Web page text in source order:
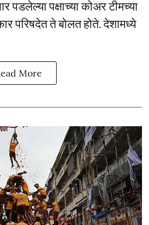
पडलेल्या पक्षाच्या कोअर टीमच्या
परिषदेत ते बोलत होते. देशामध्ये
More